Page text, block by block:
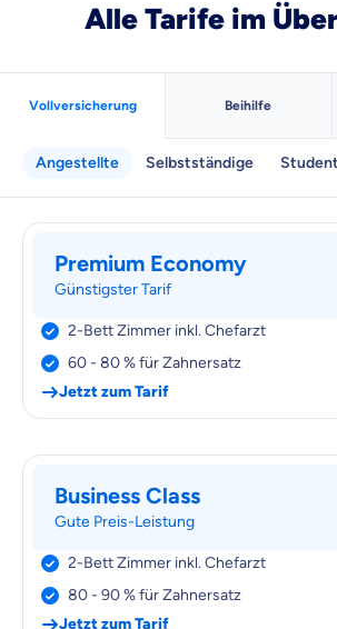
Alle Tarife im
Vollversicherung
Angestellte Selbstständige
Beihilfe
Premium Economy
Günstigster Tarif
2-Bett Zimmer inkl. Chefarzt
60 - 80 % für Zahnersatz
Jetzt zum Tarif
Business Class
Gute Preis-Leistung
2-Bett Zimmer inkl. Chefarzt
80 - 90 % für Zahnersatz
Jetzt zum Tarif